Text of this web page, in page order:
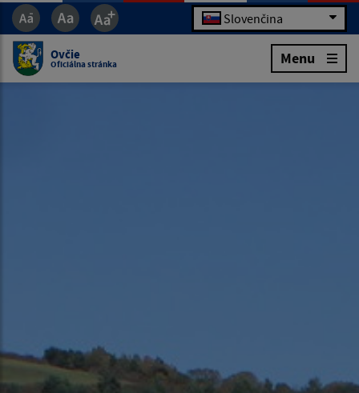
Slovenčina
Ovčie
Oficiálna stránka Menu